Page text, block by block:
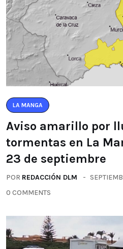
LA MANGA
Aviso amarillo por
tormentas en La
23 de septiembre
POR REDACCIÓN DLM
0 COMMENTS